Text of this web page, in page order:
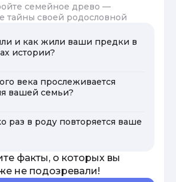
семейное древо —
тайны своей родословной
и как жили ваши предки в
истории?
века прослеживается
вашей семьи?
раз в роду повторяется ваше
факты, о которых вы
не подозревали!